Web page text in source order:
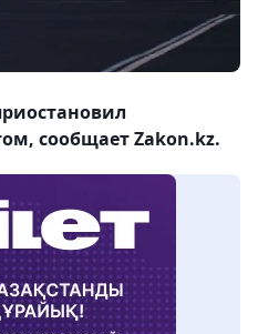
сообщает Zakon.kz.